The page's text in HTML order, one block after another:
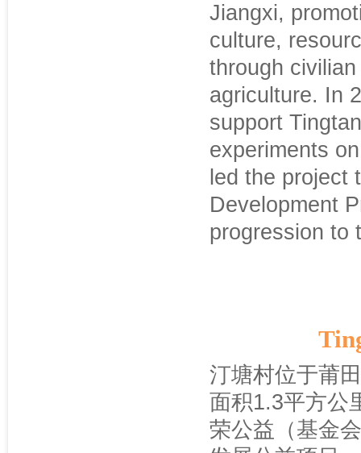
Jiangxi,
culture,
through
agriculture. In
support
experiments
led the project
Development
progression to
汀塘村位于莆
面积1.3平方公
荣公益（基金